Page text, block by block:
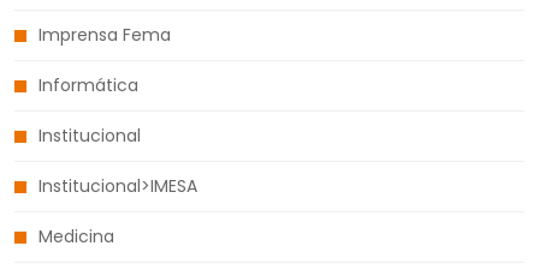
Imprensa Fema
Informática
Institucional
Institucional>IMESA
Medicina